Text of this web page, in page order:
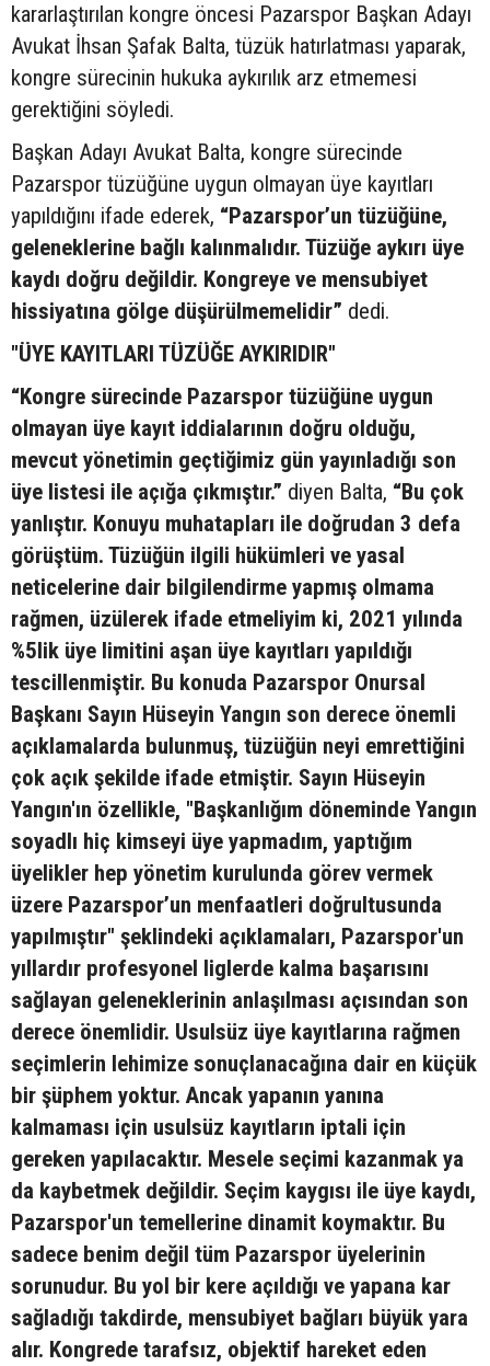
kararlaştırılan kongre öncesi Pazarspor Başkan Adayı
Avukat İhsan Şafak Balta, tüzük hatırlatması yaparak,
kongre sürecinin hukuka aykırılık arz etmemesi
gerektiğini söyledi.
Başkan Adayı Avukat Balta, kongre sürecinde
Pazarspor tüzüğüne uygun olmayan üye kayıtları
yapıldığını ifade ederek, “Pazarspor’un tüzüğüne,
geleneklerine bağlı kalınmalıdır. Tüzüğe aykırı üye
kaydı doğru değildir. Kongreye ve mensubiyet
hissiyatına gölge düşürülmemelidir” dedi.
"ÜYE KAYITLARI TÜZÜĞE AYKIRIDIR"
“Kongre sürecinde Pazarspor tüzüğüne uygun
olmayan üye kayıt iddialarının doğru olduğu,
mevcut yönetimin geçtiğimiz gün yayınladığı son
üye listesi ile açığa çıkmıştır.” diyen Balta, “Bu çok
yanlıştır. Konuyu muhatapları ile doğrudan 3 defa
görüştüm. Tüzüğün ilgili hükümleri ve yasal
neticelerine dair bilgilendirme yapmış olmama
rağmen, üzülerek ifade etmeliyim ki, 2021 yılında
%5lik üye limitini aşan üye kayıtları yapıldığı
tescillenmiştir. Bu konuda Pazarspor Onursal
Başkanı Sayın Hüseyin Yangın son derece önemli
açıklamalarda bulunmuş, tüzüğün neyi emrettiğini
çok açık şekilde ifade etmiştir. Sayın Hüseyin
Yangın'ın özellikle, "Başkanlığım döneminde Yangın
soyadlı hiç kimseyi üye yapmadım, yaptığım
üyelikler hep yönetim kurulunda görev vermek
üzere Pazarspor’un menfaatleri doğrultusunda
yapılmıştır" şeklindeki açıklamaları, Pazarspor'un
yıllardır profesyonel liglerde kalma başarısını
sağlayan geleneklerinin anlaşılması açısından son
derece önemlidir. Usulsüz üye kayıtlarına rağmen
seçimlerin lehimize sonuçlanacağına dair en küçük
bir şüphem yoktur. Ancak yapanın yanına
kalmaması için usulsüz kayıtların iptali için
gereken yapılacaktır. Mesele seçimi kazanmak ya
da kaybetmek değildir. Seçim kaygısı ile üye kaydı,
Pazarspor'un temellerine dinamit koymaktır. Bu
sadece benim değil tüm Pazarspor üyelerinin
sorunudur. Bu yol bir kere açıldığı ve yapana kar
sağladığı takdirde, mensubiyet bağları büyük yara
alır. Kongrede tarafsız, objektif hareket eden